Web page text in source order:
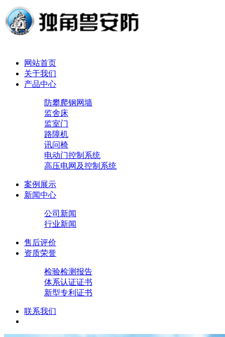
网站首页
关于我们
产品中心
防攀爬钢网墙
监舍床
监室门
路障机
讯问椅
电动门控制系统
高压电网及控制系统
案例展示
新闻中心
公司新闻
行业新闻
售后评价
资质荣誉
检验检测报告
体系认证证书
新型专利证书
联系我们